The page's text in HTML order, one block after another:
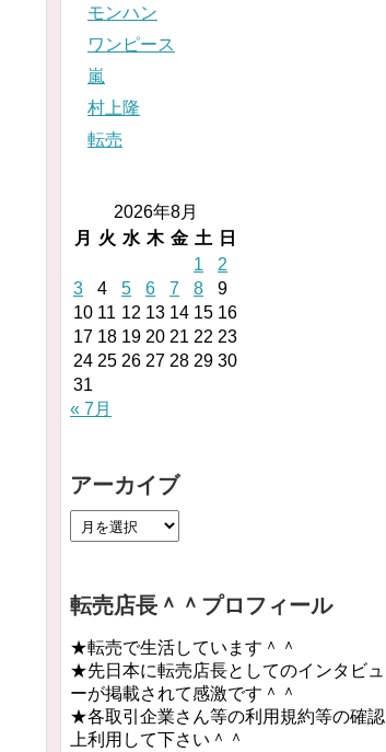
モンハン
ワンピース
嵐
村上隆
転売
2026年8月
月
火 水 木 金 土
日
1
2
3
4 5 6 7 8
9
10 11 12 13 14 15 16
17 18 19 20 21 22 23
24 25 26 27 28 29 30
31
« 7月
アーカイブ
転売店長＾＾プロフィール
★転売で生活しています＾＾
★先日本に転売店長としてのインタビュ
ーが掲載されて感激です＾＾
★各取引企業さん等の利用規約等の確認
上利用して下さい＾＾